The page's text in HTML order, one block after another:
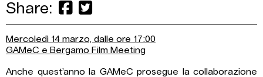
Share:
Mercoledì 14 marzo, dalle ore 17:00
GAMeC e Bergamo Film Meeting
Anche quest’anno la GAMeC prosegue la collaborazione